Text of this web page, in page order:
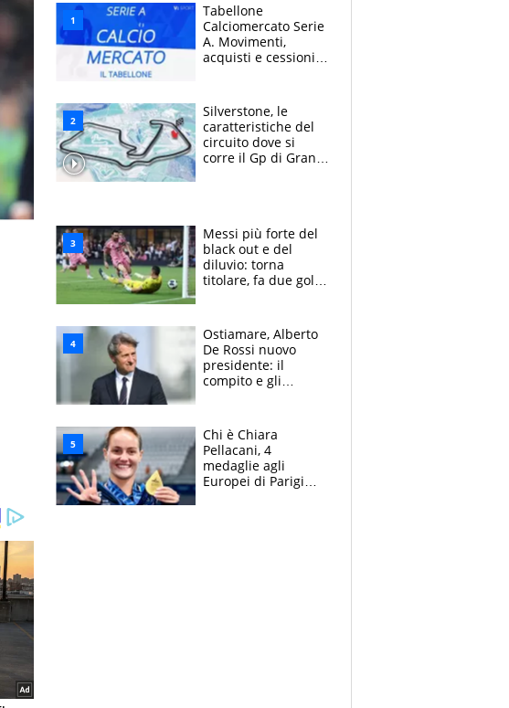
Tabellone
Calciomercato Serie
A. Movimenti,
acquisti e cessioni:
Silverstone, le
caratteristiche del
circuito dove si
corre il Gp di Gran
Messi più forte del
black out e del
diluvio: torna
titolare, fa due gol e
che ritiro
Ostiamare, Alberto
De Rossi nuovo
presidente: il
compito e gli
Chi è Chiara
Pellacani, 4
medaglie agli
Europei di Parigi